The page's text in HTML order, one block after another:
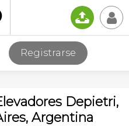
📤 👤
Registrarse
Depietri,
Argentina